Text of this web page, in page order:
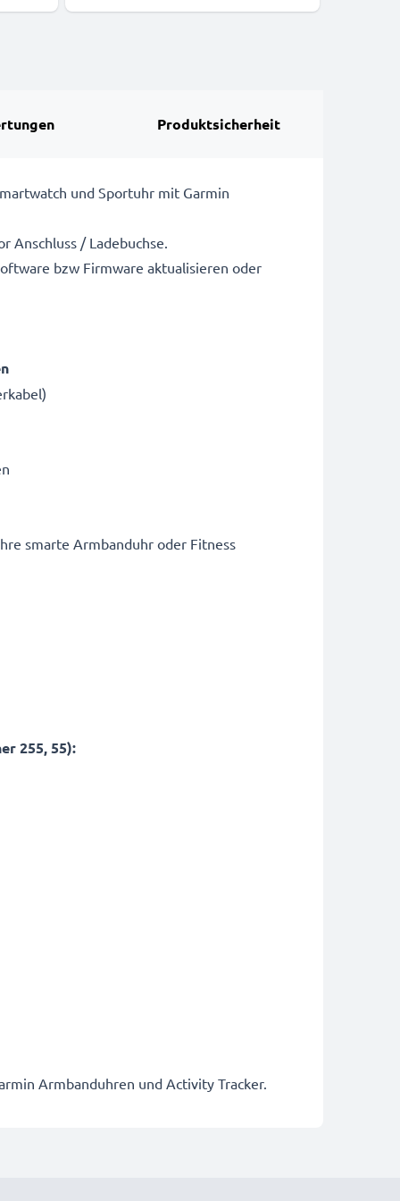
Produktsicherheit
und Sportuhr mit Garmin
Anschluss / Ladebuchse.
bzw Firmware aktualisieren oder
smarte Armbanduhr oder Fitness
255, 55):
Armbanduhren und Activity Tracker.